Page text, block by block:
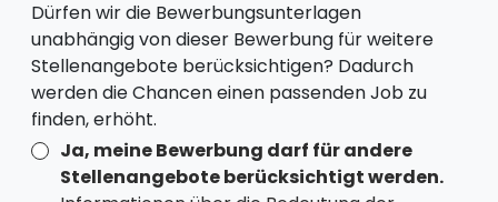
Dürfen wir die Bewerbungsunterlagen
unabhängig von dieser Bewerbung für weitere
Stellenangebote berücksichtigen? Dadurch
werden die Chancen einen passenden Job zu
finden, erhöht.
Ja, meine Bewerbung darf für andere
Stellenangebote berücksichtigt werden.